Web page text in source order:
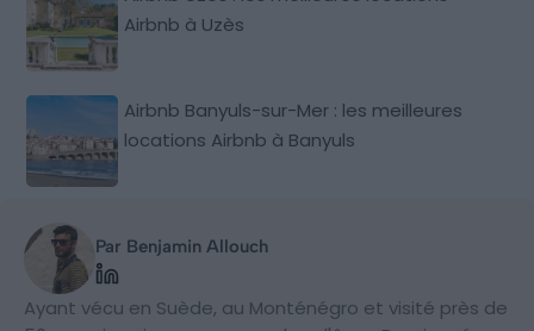
Airbnb à Uzès
Airbnb Banyuls-sur-Mer : les meilleures
locations Airbnb à Banyuls
Par Benjamin Allouch
Ayant vécu en Suède, au Monténégro et visité près de